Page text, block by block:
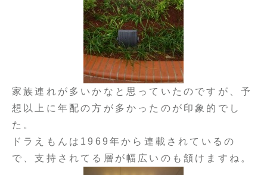
家族連れが多いかなと思っていたのですが、予
想以上に年配の方が多かったのが印象的でし
た。
ドラえもんは1969年から連載されているの
で、支持されてる層が幅広いのも頷けますね。